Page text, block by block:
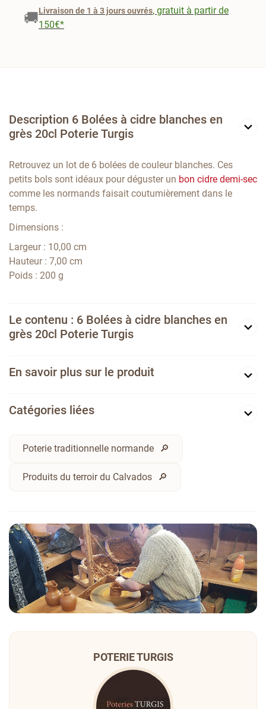
🚚Livraison de 1 à 3 jours ouvrés, gratuit à partir de
150€*
Description 6 Bolées à cidre blanches en
grès 20cl Poterie Turgis
Retrouvez un lot de 6 bolées de couleur blanches. Ces
petits bols sont idéaux pour déguster un bon cidre demi-sec
comme les normands faisait coutumièrement dans le
temps.
Dimensions :
Largeur : 10,00 cm
Hauteur : 7,00 cm
Poids : 200 g
Le contenu : 6 Bolées à cidre blanches en
grès 20cl Poterie Turgis
En savoir plus sur le produit
Catégories liées
Poterie traditionnelle normande
Produits du terroir du Calvados
POTERIE TURGIS